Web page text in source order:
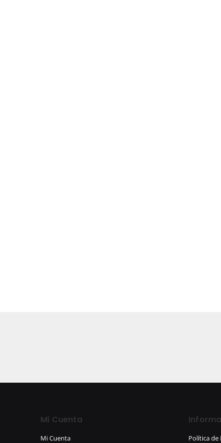
Mi Cuenta
Mi Cuenta Política de